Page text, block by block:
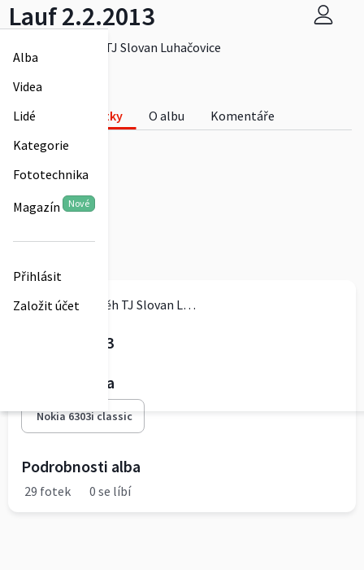
Alba
Videa
Lidé
Kategorie
Fototechnika
Magazín Nové
Přihlásit
Založit účet
Lauf 2.2.2013
Orientační běh TJ Slovan Luhačovice
Lauf 2.2.2013
Fotky
O albu
Komentáře
0
Orientační běh TJ Slovan Luhačovice
Lauf 2.2.2013
Fototechnika
Nokia 6303i classic
Podrobnosti alba
29 fotek 0 se líbí